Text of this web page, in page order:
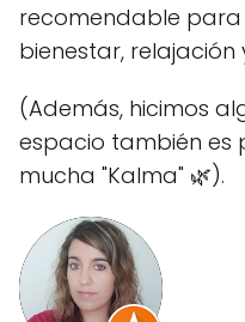
recomendable para
bienestar,
(Además, hicimos
espacio también es
mucha "Kalma" 🌿).